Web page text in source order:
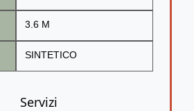
3.6 M
SINTETICO
Servizi